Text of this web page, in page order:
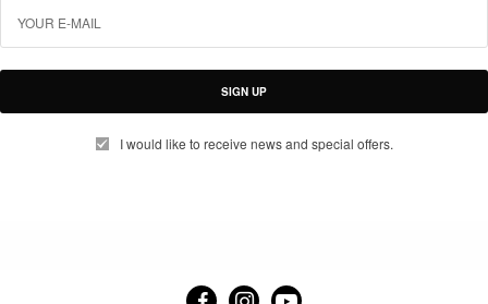
SIGN UP
I would like to receive news and special offers.